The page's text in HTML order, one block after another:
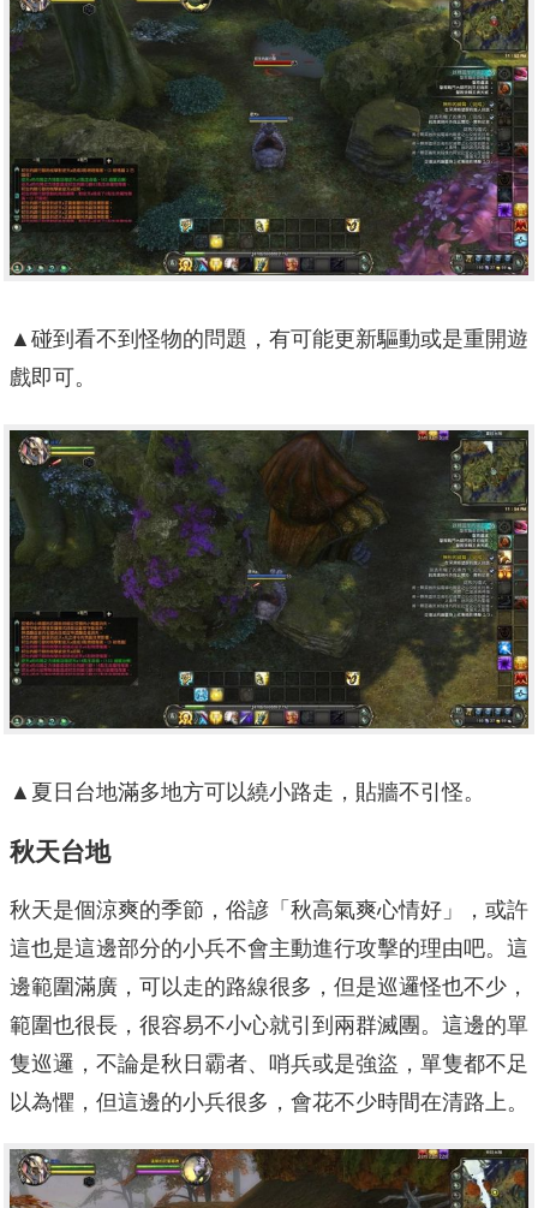
▲碰到看不到怪物的問題，有可能更新驅動或是重開遊
戲即可。
▲夏日台地滿多地方可以繞小路走，貼牆不引怪。
秋天台地
秋天是個涼爽的季節，俗諺「秋高氣爽心情好」，或許
這也是這邊部分的小兵不會主動進行攻擊的理由吧。這
邊範圍滿廣，可以走的路線很多，但是巡邏怪也不少，
範圍也很長，很容易不小心就引到兩群滅團。這邊的單
隻巡邏，不論是秋日霸者、哨兵或是強盜，單隻都不足
以為懼，但這邊的小兵很多，會花不少時間在清路上。